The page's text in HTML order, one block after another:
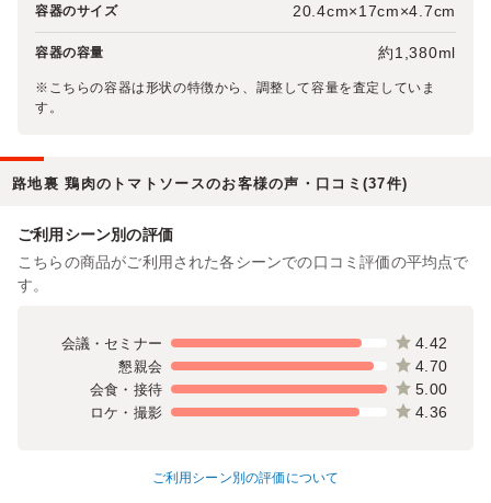
容器のサイズ 20.4cm×17cm×4.7cm
容器の容量 約1,380ml
※こちらの容器は形状の特徴から、調整して容量を査定していま
す。
路地裏 鶏肉のトマトソースのお客様の声・口コミ(37件)
ご利用シーン別の評価
こちらの商品がご利用された各シーンでの口コミ評価の平均点で
す。
会議・セミナー 4.42
懇親会 4.70
会食・接待 5.00
ロケ・撮影 4.36
ご利用シーン別の評価について